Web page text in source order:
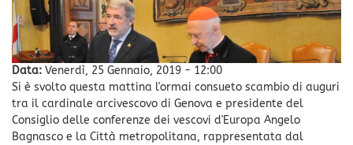
Data: Venerdì, 25 Gennaio, 2019 - 12:00
Si è svolto questa mattina l'ormai consueto scambio di auguri
tra il cardinale arcivescovo di Genova e presidente del
Consiglio delle conferenze dei vescovi d'Europa Angelo
Bagnasco e la Città metropolitana, rappresentata dal